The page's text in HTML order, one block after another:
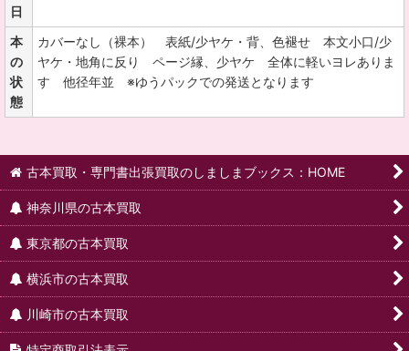
日
本
の
状
態
カバーなし（裸本） 表紙/少ヤケ・背、色褪せ 本文小口/少
ヤケ・地角に反り ページ縁、少ヤケ 全体に軽いヨレありま
す 他径年並 ※ゆうパックでの発送となります
古本買取・専門書出張買取のしましまブックス：HOME
神奈川県の古本買取
東京都の古本買取
横浜市の古本買取
川崎市の古本買取